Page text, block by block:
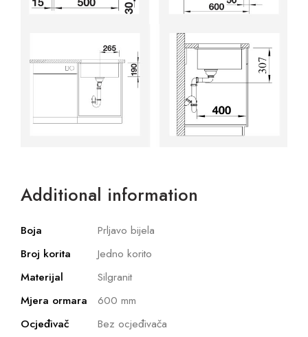
Additional information
Boja
Prljavo bijela
Broj korita
Jedno korito
Materijal
Silgranit
Mjera ormara
600 mm
Ocjeđivač
Bez ocjeđivača